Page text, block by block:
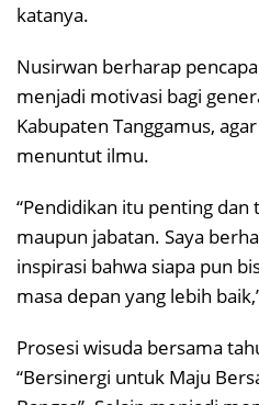
katanya.
Nusirwan berharap
menjadi motivasi bagi
Kabupaten Tanggamus,
menuntut ilmu.
“Pendidikan itu penting dan
maupun jabatan. Saya
inspirasi bahwa siapa pun
masa depan yang lebih
Prosesi wisuda bersama
“Bersinergi untuk Maju